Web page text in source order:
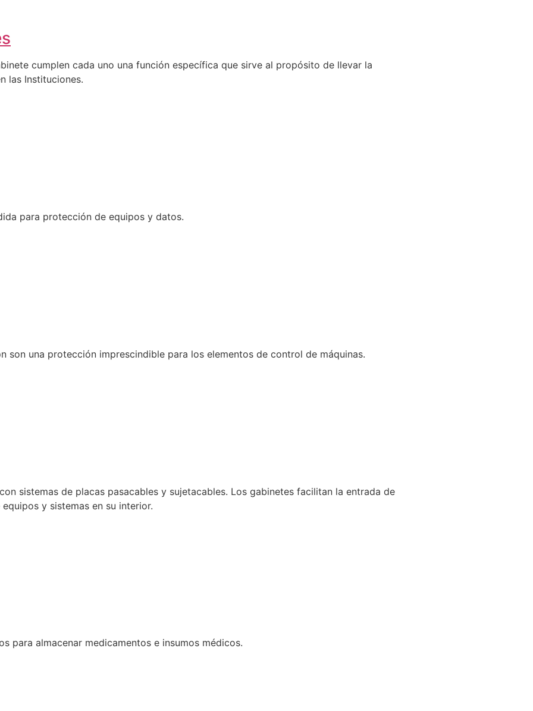
cumplen cada uno una función específica que sirve al propósito de llevar la
las Instituciones.
para protección de equipos y datos.
son una protección imprescindible para los elementos de control de máquinas.
sistemas de placas pasacables y sujetacables. Los gabinetes facilitan la entrada de
y sistemas en su interior.
para almacenar medicamentos e insumos médicos.